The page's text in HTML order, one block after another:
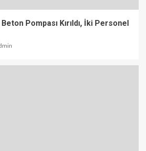
Pompası Kırıldı, İki Personel